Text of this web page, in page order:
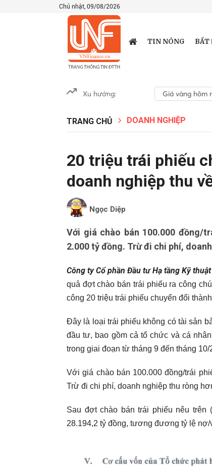
Chủ nhật, 09/08/2026
TIN NÓNG BẤT
Xu hướng: Giá vàng hôm
TRANG CHỦ DOANH NGHIỆP
20 triệu trái phiếu
doanh nghiệp thu
Ngọc Diệp
Với giá chào bán 100.000 đồng/
2.000 tỷ đồng. Trừ đi chi phí,
Công ty Cổ phần Đầu tư Hạ tầng Kỹ thuật
quả đợt chào bán trái phiếu ra công
công 20 triệu trái phiếu chuyển đổi
Đây là loại trái phiếu không có tài sản
đầu tư, bao gồm cả tổ chức và cá
trong giai đoạn từ tháng 9 đến tháng 10/
Với giá chào bán 100.000 đồng/trái
Trừ đi chi phí, doanh nghiệp thu ròng
Sau đợt chào bán trái phiếu nêu trên
28.194,2 tỷ đồng, tương đương tỷ lệ